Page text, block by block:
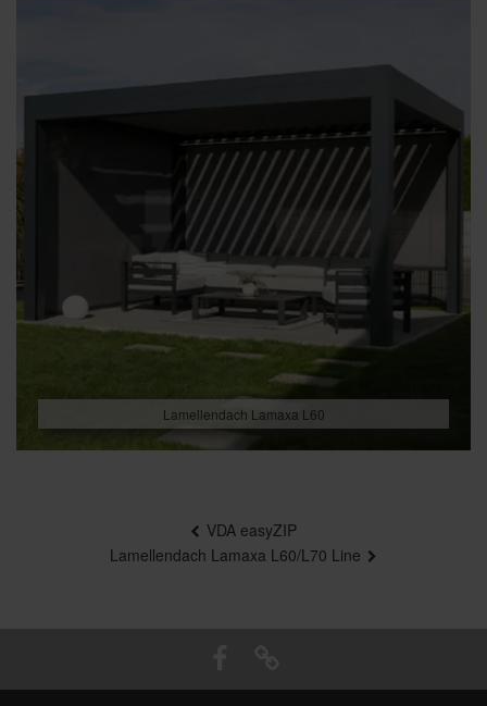
Lamellendach Lamaxa L60
VDA easyZIP
Lamellendach Lamaxa L60/L70 Line